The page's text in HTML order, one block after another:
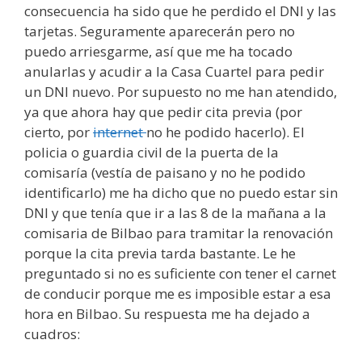
consecuencia ha sido que he perdido el DNI y las
tarjetas. Seguramente aparecerán pero no
puedo arriesgarme, así que me ha tocado
anularlas y acudir a la Casa Cuartel para pedir
un DNI nuevo. Por supuesto no me han atendido,
ya que ahora hay que pedir cita previa (por
cierto, porinternetno he podido hacerlo). El
policia o guardia civil de la puerta de la
comisaría (vestía de paisano y no he podido
identificarlo) me ha dicho que no puedo estar sin
DNI y que tenía que ir a las 8 de la mañana a la
comisaria de Bilbao para tramitar la renovación
porque la cita previa tarda bastante. Le he
preguntado si no es suficiente con tener el carnet
de conducir porque me es imposible estar a esa
hora en Bilbao. Su respuesta me ha dejado a
cuadros: